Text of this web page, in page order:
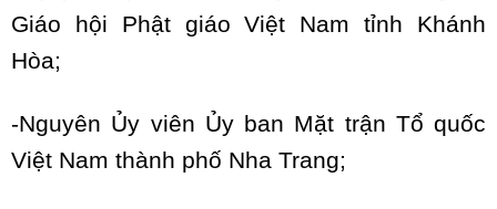
Giáo hội Phật giáo Việt Nam tỉnh Khánh
Hòa;
-Nguyên Ủy viên Ủy ban Mặt trận Tổ quốc
Việt Nam thành phố Nha Trang;